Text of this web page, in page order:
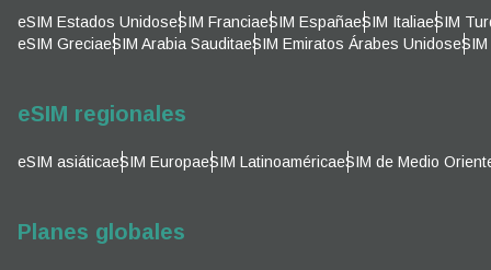
eSIM Estados UnidoseSIM FranciaeSIM EspañaeSIM ItaliaeSIM
eSIM GreciaeSIM Arabia SauditaeSIM Emiratos Árabes Unidos
eSIM regionales
eSIM asiáticaeSIM EuropaeSIM LatinoaméricaeSIM de Medio
Planes globales